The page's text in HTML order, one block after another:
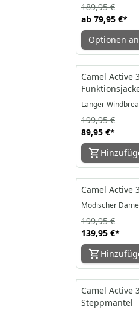
ab 79,95 €*
189,95 €
Optionen
-55%
Camel Active
Langer
89,95 €*
199,95 €
-30%
Camel Active
Modischer
139,95 €*
199,95 €
Camel Active
Steppmantel